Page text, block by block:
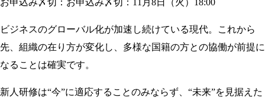
お申込み〆切：お申込み〆切：11月8日（火）18:00
ビジネスのグローバル化が加速し続けている現代。これから
先、組織の在り方が変化し、多様な国籍の方との協働が前提に
なることは確実です。
新人研修は“今”に適応することのみならず、“未来”を見据えた